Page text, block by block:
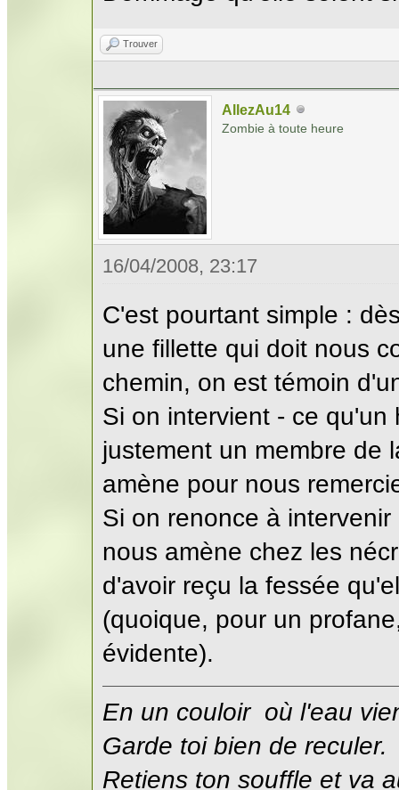
Trouver
AllezAu14
Zombie à toute heure
16/04/2008, 23:17
C'est pourtant simple :
une fillette qui doit nous
chemin, on est témoin
Si on intervient - ce
justement un membre de
amène pour nous
Si on renonce à
nous amène chez les
d'avoir reçu la fessée
(quoique, pour un
évidente).
En un couloir où l'eau
Garde toi bien de reculer.
Retiens ton souffle et va